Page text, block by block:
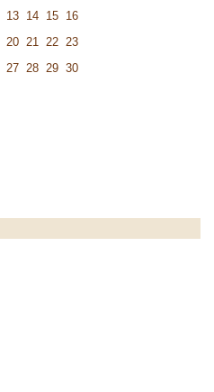
13 14 15
16
20 21 22
23
27 28 29 30